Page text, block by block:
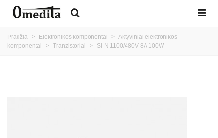
Pradžia > Elektronikos komponentai > Aktyviniai elektronikos
komponentai
> Tranzistoriai > SI-N 1100/480V 8A 100W